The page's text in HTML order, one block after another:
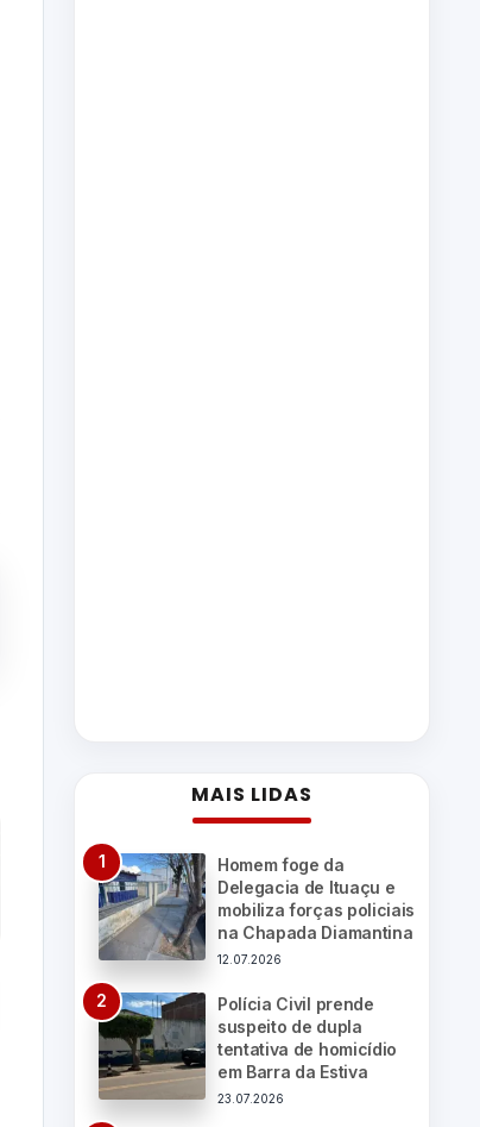
MAIS LIDAS
Homem foge da
Delegacia de Ituaçu e
mobiliza forças policiais
na Chapada Diamantina
12.07.2026
Polícia Civil prende
suspeito de dupla
tentativa de homicídio
em Barra da Estiva
23.07.2026